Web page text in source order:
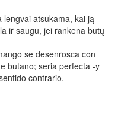
lengvai atsukama, kai ją
ir saugu, jei rankena būtų
se desenrosca con
butano; seria perfecta -y
contrario.